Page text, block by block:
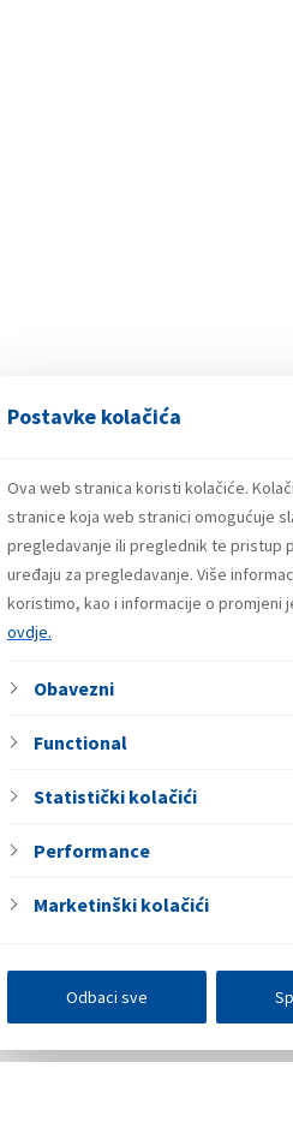
Postavke kolačića
Ova web stranica koristi kolačiće.
stranice koja web stranici omogućuje
pregledavanje ili preglednik te pristup
uređaju za pregledavanje. Više
koristimo, kao i informacije o promjeni
ovdje.
Obavezni
Functional
Statistički kolačići
Performance
Marketinški kolačići
Odbaci sve